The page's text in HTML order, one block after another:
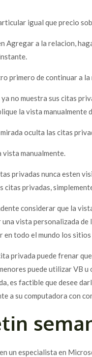
igual que precio
Agregar a la relacion,
primero de continuar a la
no muestra sus citas
la vista manualmente
oculta las citas
vista manualmente.
privadas nunca esten
citas privadas,
considerar que la
vista personalizada
en todo el mundo los
privada puede frenar
puede utilizar VB
es factible que desee
a su computadora con
un especialista en